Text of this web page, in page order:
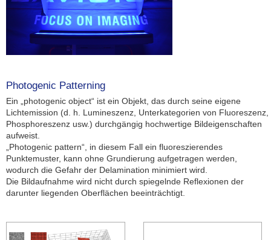
Photogenic Patterning
Ein „photogenic object“ ist ein Objekt, das durch seine eigene
Lichtemission (d. h. Lumineszenz, Unterkategorien von Fluoreszenz,
Phosphoreszenz usw.) durchgängig hochwertige Bildeigenschaften
aufweist.
„Photogenic pattern“, in diesem Fall ein fluoreszierendes
Punktemuster, kann ohne Grundierung aufgetragen werden,
wodurch die Gefahr der Delamination minimiert wird.
Die Bildaufnahme wird nicht durch spiegelnde Reflexionen der
darunter liegenden Oberflächen beeinträchtigt.